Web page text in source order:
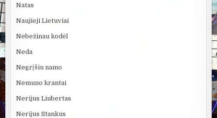
Natas
Naujieji Lietuviai
Nebežinau kodėl
Neda
Negrįšiu namo
Nemuno krantai
Nerijus Liubertas
Nerijus Stankus